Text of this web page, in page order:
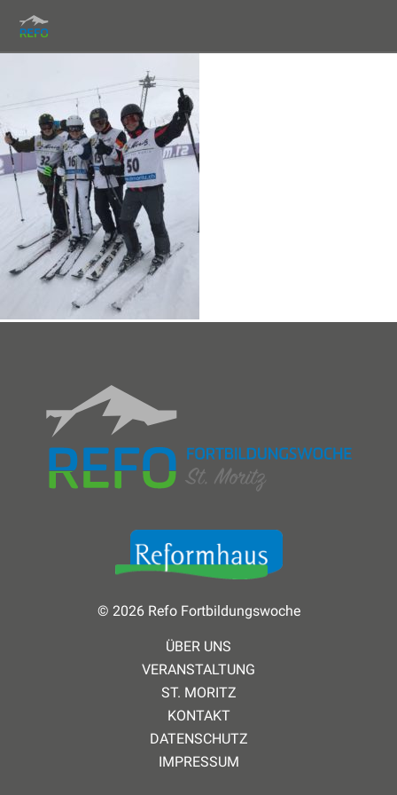
© 2026 Refo Fortbildungswoche
ÜBER UNS
VERANSTALTUNG
ST. MORITZ
KONTAKT
DATENSCHUTZ
IMPRESSUM